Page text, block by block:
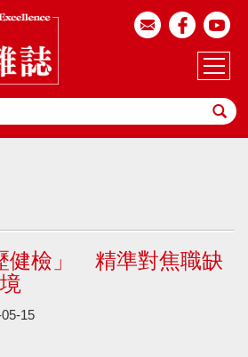
健檢」 精準對焦職缺
15